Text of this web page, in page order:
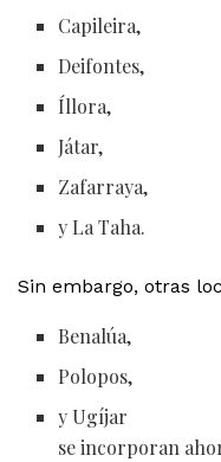
Capileira,
Deifontes,
Íllora,
Játar,
Zafarraya,
y La Taha.
Sin embargo, otras
Benalúa,
Polopos,
y Ugíjar
se incorporan